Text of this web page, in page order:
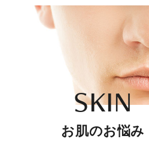
SKIN
お肌のお悩み